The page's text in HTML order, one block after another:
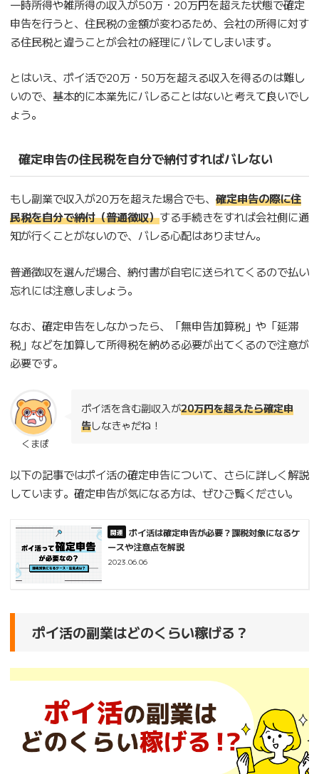
一時所得や雑所得の収入が50万・20万円を超えた状態で確定
申告を行うと、住民税の金額が変わるため、会社の所得に対す
る住民税と違うことが会社の経理にバレてしまいます。
とはいえ、ポイ活で20万・50万を超える収入を得るのは難し
いので、基本的に本業先にバレることはないと考えて良いでし
ょう。
確定申告の住民税を自分で納付すればバレない
もし副業で収入が20万を超えた場合でも、 確定申告の際に住
民税を自分で納付（普通徴収）する手続きをすれば会社側に通
知が行くことがないので、バレる心配はありません。
普通徴収を選んだ場合、納付書が自宅に送られてくるので払い
忘れには注意しましょう。
なお、確定申告をしなかったら、「無申告加算税」や「延滞
税」などを加算して所得税を納める必要が出てくるので注意が
必要です。
くまぽ
ポイ活を含む副収入が20万円を超えたら確定申
告しなきゃだね！
以下の記事ではポイ活の確定申告について、さらに詳しく解説
しています。確定申告が気になる方は、ぜひご覧ください。
ポイ活は確定申告が必要？課税対象になるケ
ースや注意点を解説
2023.06.06
ポイ活の副業はどのくらい稼げる？